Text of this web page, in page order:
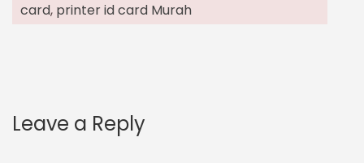
card, printer id card Murah
Leave a Reply